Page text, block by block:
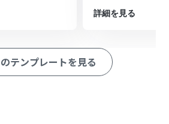
起動のきっかけとなるアクション、「オ
ー起動後、フロー内で処理を行うアク
スタムポイント
トからデータを抽出する」オペレーショ
文からどの情報を抽出するかを任意で設
詳細を見る
テンプレートを見る